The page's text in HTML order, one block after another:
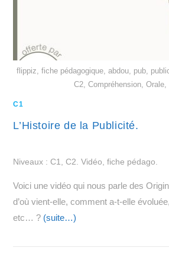
flippiz, fiche pédagogique, abdou, pub,
C2, Compréhension, Orale,
C1
L’Histoire de la Publicité.
Niveaux : C1, C2. Vidéo, fiche pédago.
Voici une vidéo qui nous parle des
d’où vient-elle, comment a-t-elle
etc… ? (suite…)